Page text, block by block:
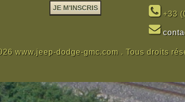
+33
www.jeep-dodge-gmc.com . Tous droits